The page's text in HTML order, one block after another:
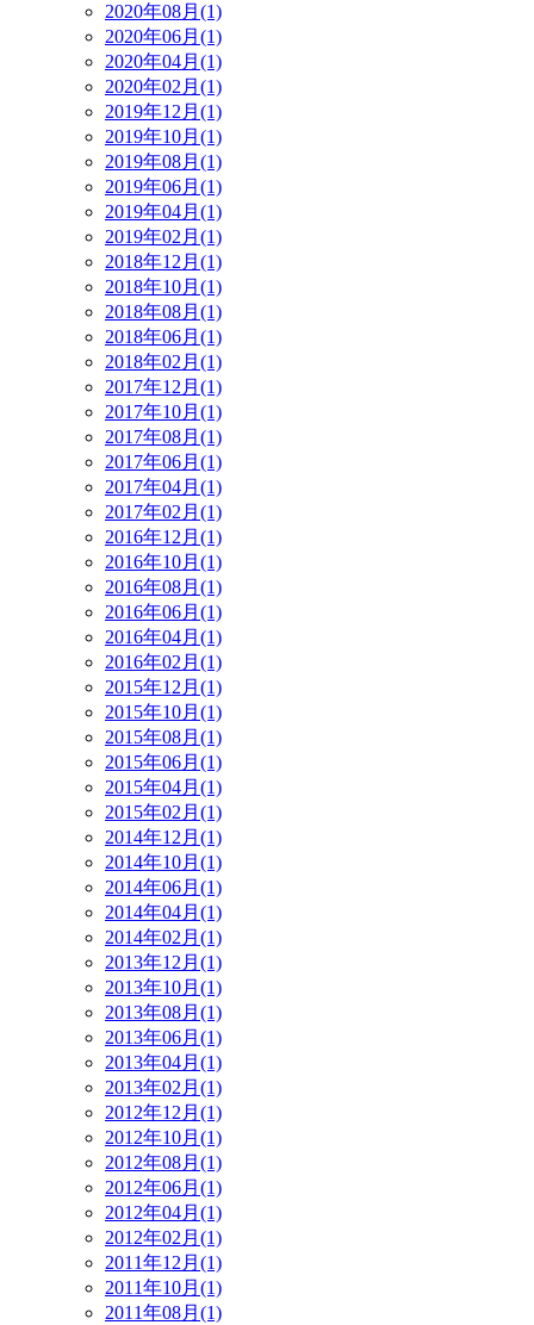
2020年08月(1)
2020年06月(1)
2020年04月(1)
2020年02月(1)
2019年12月(1)
2019年10月(1)
2019年08月(1)
2019年06月(1)
2019年04月(1)
2019年02月(1)
2018年12月(1)
2018年10月(1)
2018年08月(1)
2018年06月(1)
2018年02月(1)
2017年12月(1)
2017年10月(1)
2017年08月(1)
2017年06月(1)
2017年04月(1)
2017年02月(1)
2016年12月(1)
2016年10月(1)
2016年08月(1)
2016年06月(1)
2016年04月(1)
2016年02月(1)
2015年12月(1)
2015年10月(1)
2015年08月(1)
2015年06月(1)
2015年04月(1)
2015年02月(1)
2014年12月(1)
2014年10月(1)
2014年06月(1)
2014年04月(1)
2014年02月(1)
2013年12月(1)
2013年10月(1)
2013年08月(1)
2013年06月(1)
2013年04月(1)
2013年02月(1)
2012年12月(1)
2012年10月(1)
2012年08月(1)
2012年06月(1)
2012年04月(1)
2012年02月(1)
2011年12月(1)
2011年10月(1)
2011年08月(1)